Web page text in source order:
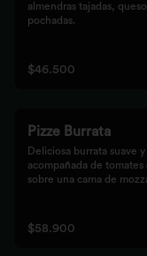
almendras tajadas,
pochadas.
$46.500
Pizze Burrata
Deliciosa burrata suave y
acompañada de
sobre una cama de
$58.900